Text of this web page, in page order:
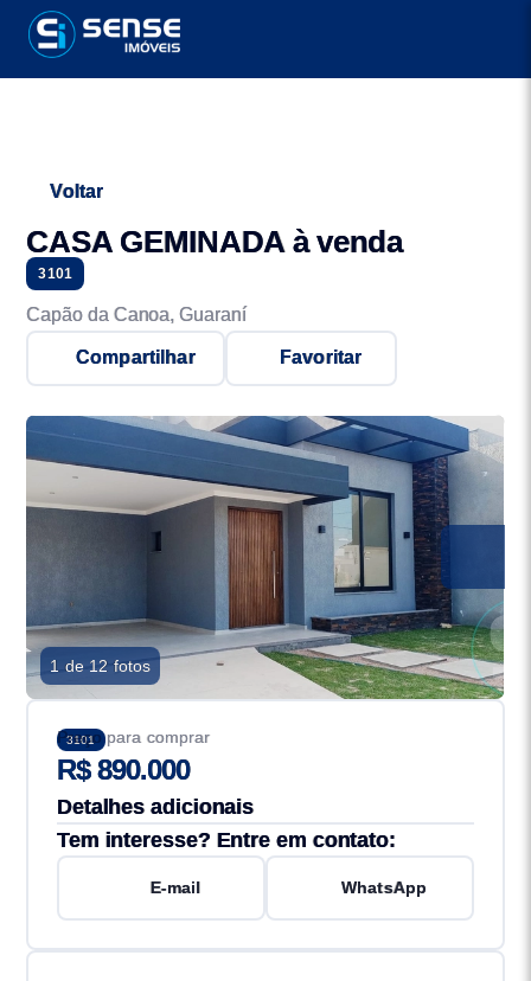
Voltar
CASA GEMINADA à venda
3101
Capão da Canoa, Guaraní
Compartilhar Favoritar
1 de 12 fotos
3101
Preço para comprar
R$ 890.000
Detalhes adicionais
Tem interesse? Entre em contato:
E-mail WhatsApp